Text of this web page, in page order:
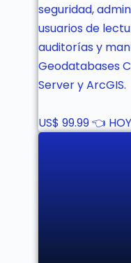
seguridad,
usuarios de
auditorías y
Geodatabases
Server y ArcGIS.
US$ 99.99 👈 HOY